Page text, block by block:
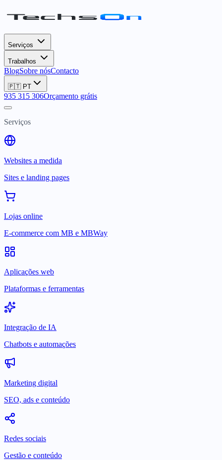
Serviços
Trabalhos
BlogSobre nósContacto
🇵🇹 PT
935 315 306Orçamento grátis
Serviços
Websites a medida
Sites e landing pages
Lojas online
E-commerce com MB e MBWay
Aplicações web
Plataformas e ferramentas
Integração de IA
Chatbots e automações
Marketing digital
SEO, ads e conteúdo
Redes sociais
Gestão e conteúdo